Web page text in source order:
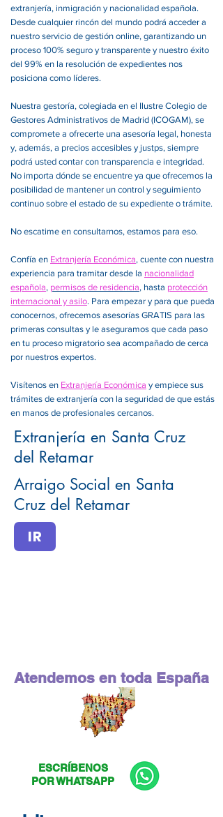
extranjería, inmigración y nacionalidad española.
Desde cualquier rincón del mundo podrá acceder a
nuestro servicio de gestión online, garantizando un
proceso 100% seguro y transparente y nuestro éxito
del 99% en la resolución de expedientes nos
posiciona como líderes.
Nuestra gestoría, colegiada en el Ilustre Colegio de
Gestores Administrativos de Madrid (ICOGAM), se
compromete a ofrecerte una asesoría legal, honesta
y, además, a precios accesibles y justps, siempre
podrá usted contar con transparencia e integridad.
No importa dónde se encuentre ya que ofrecemos la
posibilidad de mantener un control y seguimiento
continuo sobre el estado de su expediente o trámite.
No escatime en consultarnos, estamos para eso.
Confía en Extranjería Económica, cuente con nuestra
experiencia para tramitar desde la nacionalidad
española, permisos de residencia, hasta protección
internacional y asilo. Para empezar y para que pueda
conocernos, ofrecemos asesorías GRATIS para las
primeras consultas y le aseguramos que cada paso
en tu proceso migratorio sea acompañado de cerca
por nuestros expertos.
Visítenos en Extranjería Económica y empiece sus
trámites de extranjería con la seguridad de que estás
en manos de profesionales cercanos.
Extranjería en Santa Cruz
del Retamar
Arraigo Social en Santa
Cruz del Retamar
IR
Atendemos en toda España
ESCRÍBENOS
POR WHATSAPP